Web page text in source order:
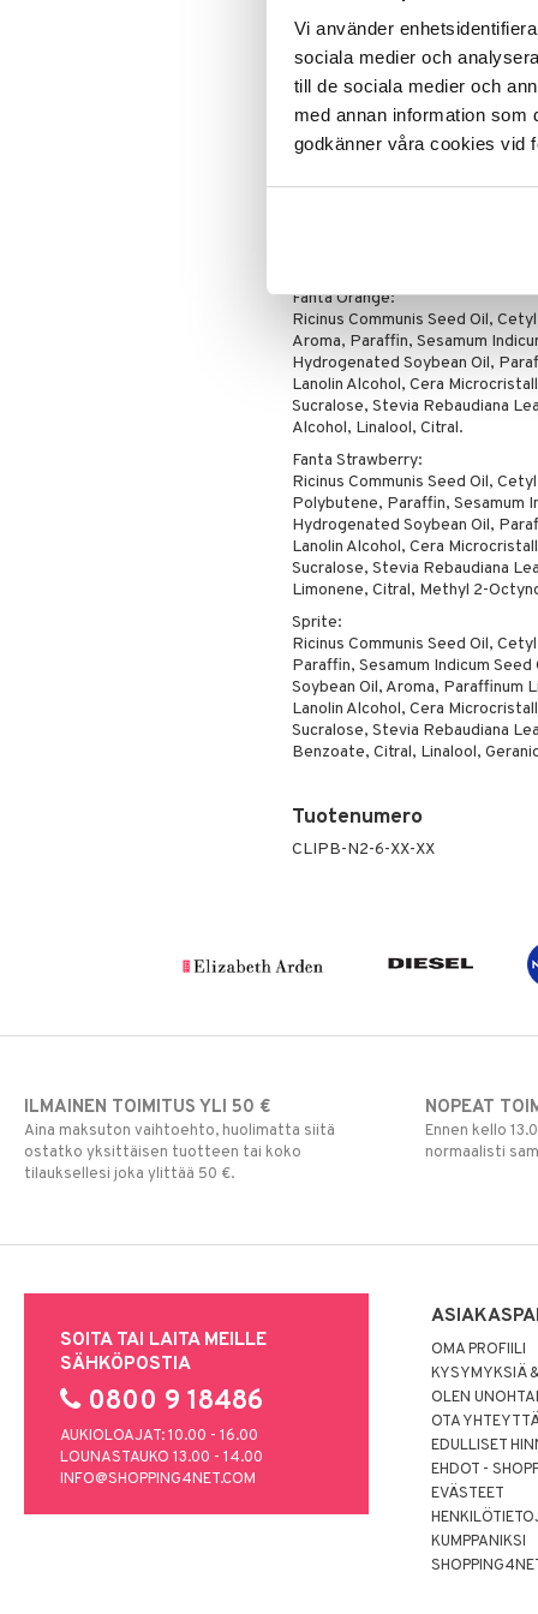
Vi använder
sociala medier och
till de sociala medier och
med annan information som
godkänner våra cookies vid
Paraffin, Sesamum Indicum
Soybean Oil, Benzyl Benzoate,
Lanolin Alcohol, Cera
Sucralose, Stevia Rebaudiana
Limonene, Citral, Eugenol,
Coca-Cola Cherry:
Ricinus Communis Seed Oil,
Soybean Oil, Paraffinum
Leaf/Stem Extract, Propyl
Eugenol, Cinnamal, CI 42090,
Fanta Orange:
Ricinus Communis Seed Oil,
Aroma, Paraffin, Sesamum
Hydrogenated Soybean Oil,
Lanolin Alcohol, Cera
Sucralose, Stevia Rebaudiana
Alcohol, Linalool, Citral.
Fanta Strawberry:
Ricinus Communis Seed Oil,
Polybutene, Paraffin, Sesamum
Hydrogenated Soybean Oil,
Lanolin Alcohol, Cera
Sucralose, Stevia Rebaudiana
Limonene, Citral, Methyl 2-
Sprite:
Ricinus Communis Seed Oil,
Paraffin, Sesamum Indicum
Soybean Oil, Aroma, Paraffinum
Lanolin Alcohol, Cera
Sucralose, Stevia Rebaudiana
Benzoate, Citral, Linalool,
Tuotenumero
CLIPB-N2-6-XX-XX
ILMAINEN TOIMITUS YLI 50 €
Aina maksuton vaihtoehto, huolimatta siitä
ostatko yksittäisen tuotteen tai koko
tilauksellesi joka ylittää 50 €.
NOPEAT
Ennen kello
normaalisti
SOITA TAI LAITA MEILLE
SÄHKÖPOSTIA
0800 9 18486
AUKIOLOAJAT: 10.00 - 16.00
LOUNASTAUKO 13.00 - 14.00
INFO@SHOPPING4NET.COM
OMA PROFIILI
KYSYMYKSIÄ
OLEN
OTA
EDULLISET
EHDOT -
EVÄSTEET
KUMPPANIKSI